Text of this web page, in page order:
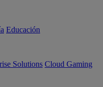
Educación
Solutions Cloud Gaming